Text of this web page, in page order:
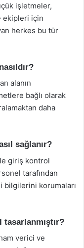
işletmeler,
ekipleri için
herkes bu tür
alanın
bağlı olarak
daha
sağlanır?
giriş kontrol
tarafından
bilgilerini korumaları
tasarlanmıştır?
verici ve